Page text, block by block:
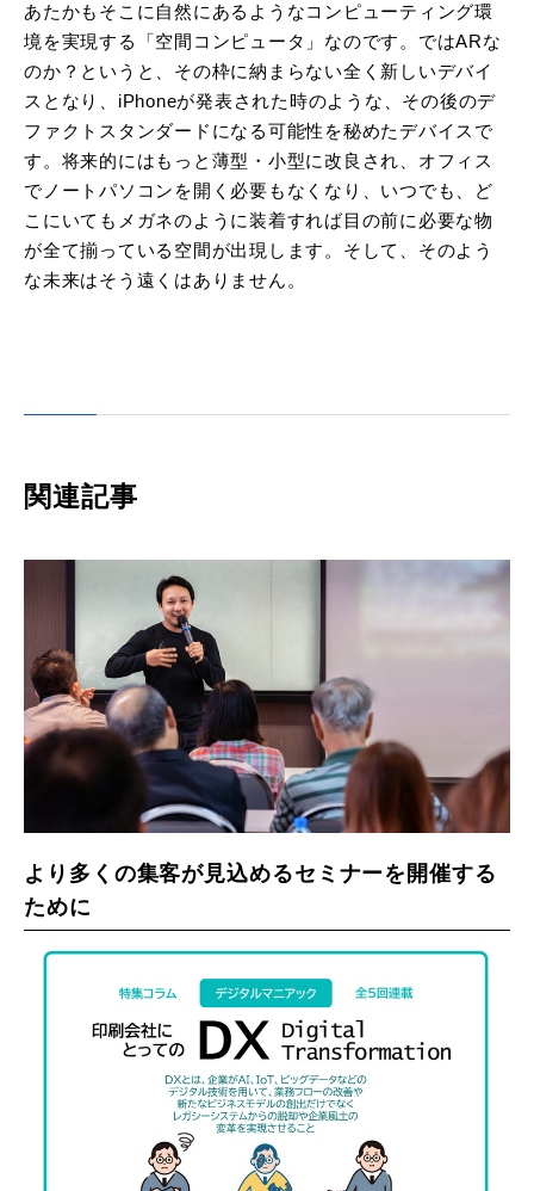
あたかもそこに自然にあるようなコンピューティング環
境を実現する「空間コンピュータ」なのです。ではARな
のか？というと、その枠に納まらない全く新しいデバイ
スとなり、iPhoneが発表された時のような、その後のデ
ファクトスタンダードになる可能性を秘めたデバイスで
す。将来的にはもっと薄型・小型に改良され、オフィス
でノートパソコンを開く必要もなくなり、いつでも、ど
こにいてもメガネのように装着すれば目の前に必要な物
が全て揃っている空間が出現します。そして、そのよう
な未来はそう遠くはありません。
関連記事
より多くの集客が見込めるセミナーを開催する
ために